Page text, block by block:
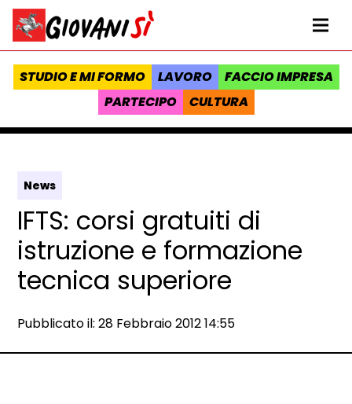
Vai al contenuto
Homepage Giovanisì - Progetto della Regione Toscana
STUDIO E MI FORMO LAVORO
FACCIO IMPRESA
PARTECIPO
CULTURA
News
IFTS: corsi gratuiti di
istruzione e formazione
tecnica superiore
Data e ora:
Pubblicato il: 28 Febbraio 2012 14:55